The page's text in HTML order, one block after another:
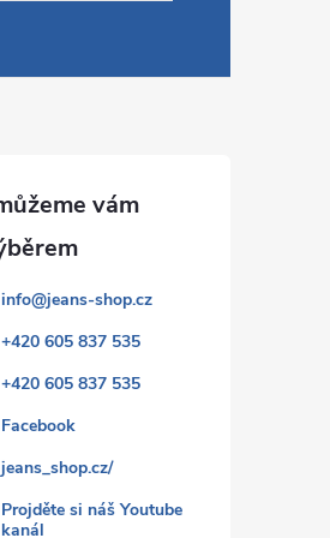
info@jeans-shop.cz
+420 605 837 535
+420 605 837 535
Facebook
jeans_shop.cz/
Projděte si náš Youtube
kanál